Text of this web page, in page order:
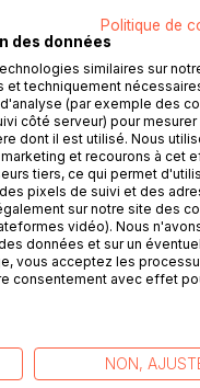
An nos petites bêtes
à l'oublier jusqu'au
AUTEUR(S)
TITRES
Politique de
des données
similaires sur
techniquement
(par exemple des
côté serveur) pour
dont il est utilisé. Nous
et recourons à cet
tiers, ce qui permet
pixels de suivi et des
sur notre site des
vidéo). Nous
données et sur un
vous acceptez les
consentement avec effet
NON,